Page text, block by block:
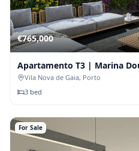
€765,000
Apartamento T3 | Marina
Vila Nova de Gaia, Porto
3 bed
For Sale